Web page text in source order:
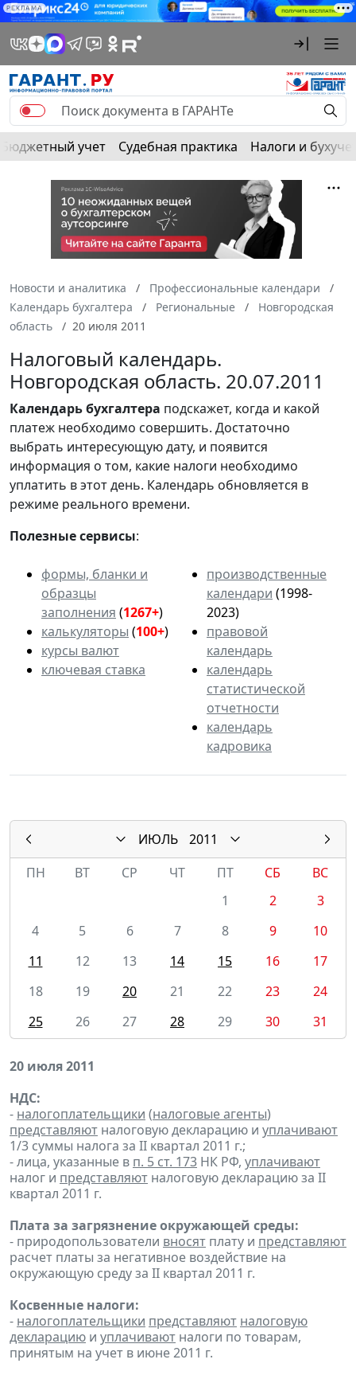
РЕКЛАМА
Бюджетный учет Судебная практика Налоги и
Новости и аналитика
Профессиональные календари
Календарь бухгалтера
Региональные
Новгородская
область
20 июля 2011
Налоговый календарь.
Новгородская область. 20.07.2011
Календарьбухгалтера подскажет, когда и какой
платеж необходимо совершить. Достаточно
выбрать интересующую дату, и появится
информация о том, какие налоги необходимо
уплатить в этот день. Календарь обновляется в
режиме реального времени.
Полезные сервисы:
формы, бланки и
образцы
заполнения (1267+)
калькуляторы (100+)
курсы валют
ключевая ставка
производственные
календари (1998-
2023)
правовой
календарь
календарь
статистической
отчетности
календарь
кадровика
ИЮЛЬ
2011
ПН
ВТ СР ЧТ ПТ СБ
ВС
1
2
3
4
5 6 7 8 9
10
11
12 13 14 15 16
17
18
19 20 21 22 23
24
25
26 27 28 29 30 31
20 июля 2011
НДС:
- налогоплательщики (налоговые агенты)
представляют налоговую декларацию и уплачивают
1/3 суммы налога за II квартал 2011 г.;
- лица, указанные в п. 5 ст. 173 НК РФ, уплачивают
налог и представляют налоговую декларацию за II
квартал 2011 г.
Плата за загрязнение окружающей среды:
- природопользователи вносят плату и представляют
расчет платы за негативное воздействие на
окружающую среду за II квартал 2011 г.
Косвенные налоги:
- налогоплательщики представляют налоговую
декларацию и уплачивают налоги по товарам,
принятым на учет в июне 2011 г.